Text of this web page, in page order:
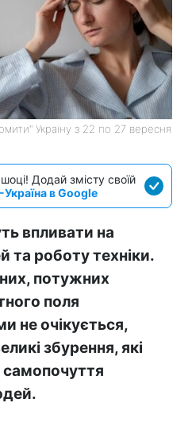
Україну з 22 по 27 вересня
Додай змісту своїй
в Google
впливати на
та роботу техніки.
потужних
поля
не очікується,
збурення, які